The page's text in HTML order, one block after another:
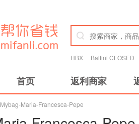
HBX Baltini CLOSED
首页 返利商家
Maria-Francesca-Pepe